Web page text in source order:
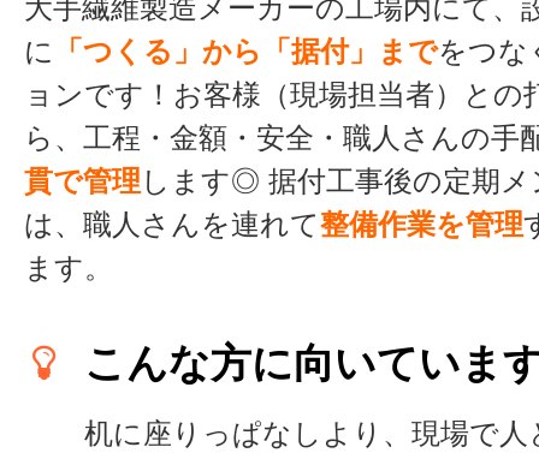
大手繊維製造メーカーの工場内にて、
に 「つくる」から「据付」までをつな
ョンです！お客様（現場担当者）との
ら、工程・金額・安全・職人さんの手
貫で管理 します◎ 据付工事後の定期
は、職人さんを連れて整備作業を管理
ます。
こんな方に向いていま
机に座りっぱなしより、現場で